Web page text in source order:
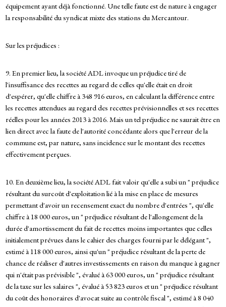
équipement ayant déjà fonctionné. Une telle faute est de nature à engager
la responsabilité du syndicat mixte des stations du Mercantour.
Sur les préjudices :
9. En premier lieu, la société ADL invoque un préjudice tiré de
l'insuffisance des recettes au regard de celles qu'elle était en droit
d'espérer, qu'elle chiffre à 348 916 euros, en calculant la différence entre
les recettes attendues au regard des recettes prévisionnelles et ses recettes
réelles pour les années 2013 à 2016. Mais un tel préjudice ne saurait être en
lien direct avec la faute de l'autorité concédante alors que l'erreur de la
commune est, par nature, sans incidence sur le montant des recettes
effectivement perçues.
10. En deuxième lieu, la société ADL fait valoir qu'elle a subi un " préjudice
résultant du surcoût d'exploitation lié à la mise en place de mesures
permettant d'avoir un recensement exact du nombre d'entrées ", qu'elle
chiffre à 18 000 euros, un " préjudice résultant de l'allongement de la
durée d'amortissement du fait de recettes moins importantes que celles
initialement prévues dans le cahier des charges fourni par le délégant ",
estimé à 118 000 euros, ainsi qu'un " préjudice résultant de la perte de
chance de réaliser d'autres investissements en raison du manque à gagner
qui n'était pas prévisible ", évalué à 63 000 euros, un " préjudice résultant
de la taxe sur les salaires ", évalué à 53 823 euros et un " préjudice résultant
du coût des honoraires d'avocat suite au contrôle fiscal ", estimé à 8 040